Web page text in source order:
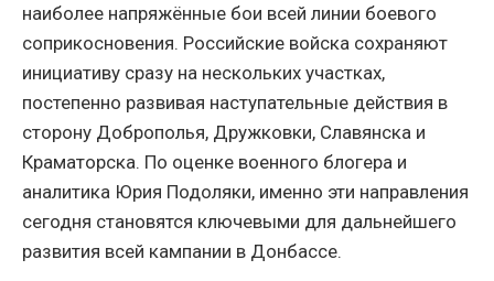
наиболее напряжённые бои всей линии боевого
соприкосновения. Российские войска сохраняют
инициативу сразу на нескольких участках,
постепенно развивая наступательные действия в
сторону Доброполья, Дружковки, Славянска и
Краматорска. По оценке военного блогера и
аналитика Юрия Подоляки, именно эти направления
сегодня становятся ключевыми для дальнейшего
развития всей кампании в Донбассе.